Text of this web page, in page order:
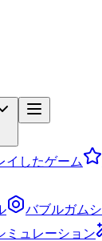
イしたゲーム
バブルガム
ミュレーション